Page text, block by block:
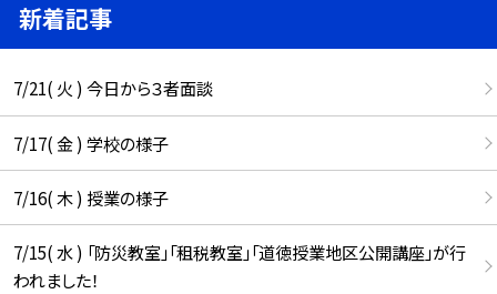
新着記事
7/21( 火 ) 今日から３者面談
7/17( 金 ) 学校の様子
7/16( 木 ) 授業の様子
7/15( 水 ) 「防災教室」「租税教室」「道徳授業地区公開講座」が行
われました！